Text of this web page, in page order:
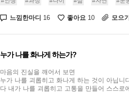
느낌한마디 16 좋아요 10 모으기
누가 나를 화나게 하는가?
마음의 진실을 깨어서 보면
누가 나를 괴롭히고 화나게 하는 것이 아닙니
다 내가 나를 괴롭히고 고통을 만들어 스스로